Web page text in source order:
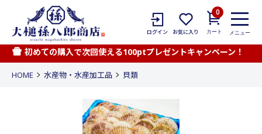
ログイン お気に入り
0
カート メニュー
初めての購入で次回使える100ptプレゼントキャンペーン！
HOME 水産物・水産加工品 貝類